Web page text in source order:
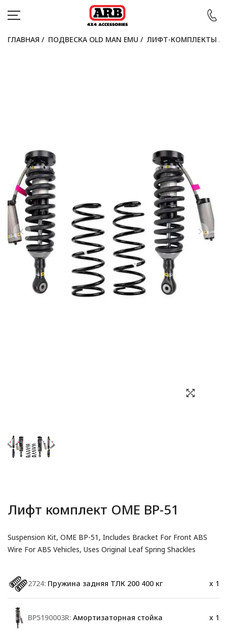
БЛОГ
ПОКУПАТЕЛЯМ
КОНТАКТЫ
Войти
Выбор языка
Выбор валюты
ГЛАВНАЯ / ПОДВЕСКА OLD MAN EMU / ЛИФТ-КОМПЛЕКТЫ /
Лифт комплект OME BP-51
Suspension Kit, OME BP-51, Includes Bracket For Front ABS
Wire For ABS Vehicles, Uses Original Leaf Spring Shackles
2724: Пружина задняя ТЛК 200 400 кг x 1
BP5190003R: Амортизаторная стойка x 1